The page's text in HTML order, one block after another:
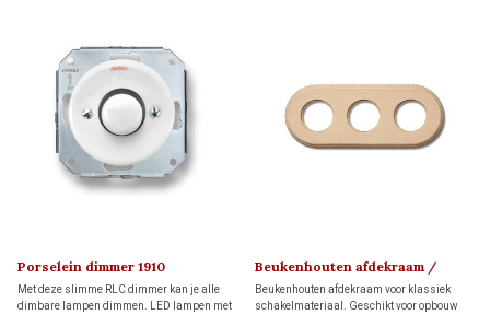
Porselein dimmer 1910
Met deze slimme RLC dimmer kan je alle
dimbare lampen dimmen. LED lampen met
Beukenhouten afdekraam /
montageplaat 1910
Beukenhouten afdekraam voor klassiek
schakelmateriaal. Geschikt voor opbouw